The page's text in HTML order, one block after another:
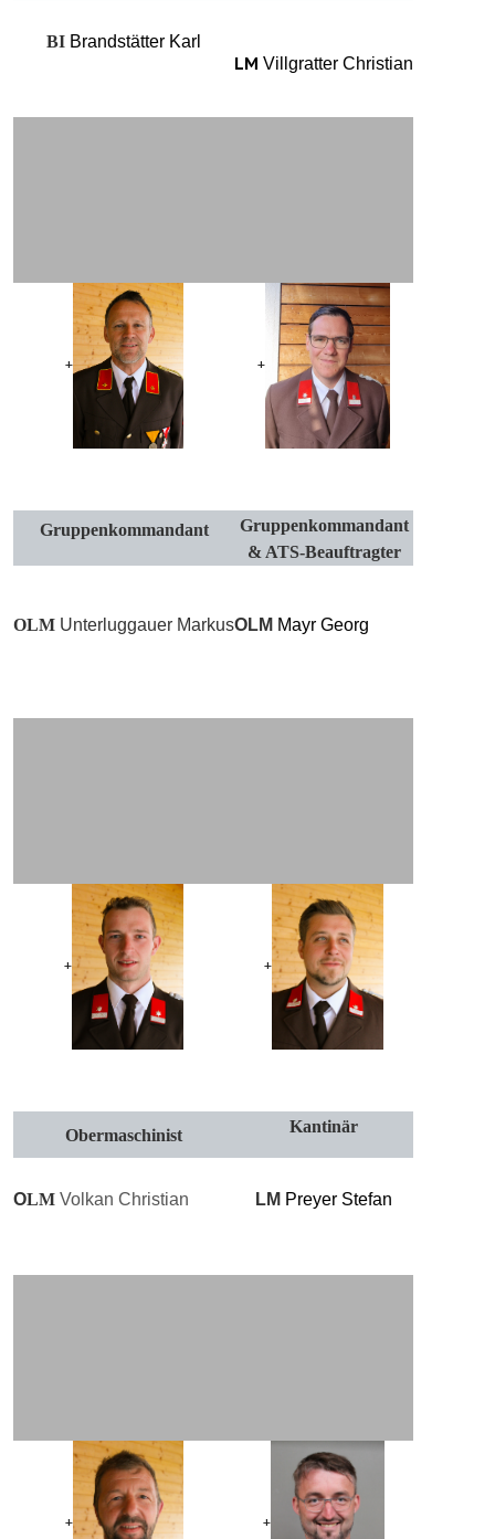
BI Brandstätter Karl
LM Villgratter Christian
+ +
Gruppenkommandant
Gruppenkommandant
& ATS-Beauftragter
OLM Unterluggauer MarkusOLM Mayr Georg
+ +
Obermaschinist Kantinär
OLM Volkan Christian LM Preyer Stefan
+ +